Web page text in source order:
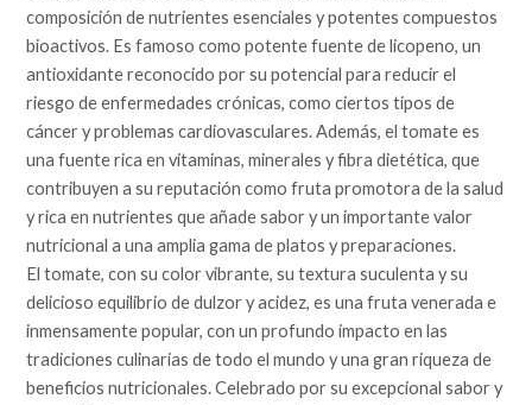
composición de nutrientes esenciales y potentes compuestos
bioactivos. Es famoso como potente fuente de licopeno, un
antioxidante reconocido por su potencial para reducir el
riesgo de enfermedades crónicas, como ciertos tipos de
cáncer y problemas cardiovasculares. Además, el tomate es
una fuente rica en vitaminas, minerales y fibra dietética, que
contribuyen a su reputación como fruta promotora de la salud
y rica en nutrientes que añade sabor y un importante valor
nutricional a una amplia gama de platos y preparaciones.
El tomate, con su color vibrante, su textura suculenta y su
delicioso equilibrio de dulzor y acidez, es una fruta venerada e
inmensamente popular, con un profundo impacto en las
tradiciones culinarias de todo el mundo y una gran riqueza de
beneficios nutricionales. Celebrado por su excepcional sabor y